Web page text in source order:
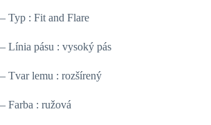
– Typ : Fit and Flare
– Línia pásu : vysoký pás
– Tvar lemu : rozšírený
– Farba : ružová